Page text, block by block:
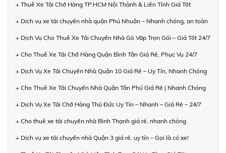
+ Thuê Xe Tải Chở Hàng TP.HCM Nội Thành & Liên Tỉnh Giá Tốt
+ Dịch vụ xe tải chuyển nhà quận Phú Nhuận – Nhanh chóng, an toàn
+ Dịch Vụ Cho Thuê Xe Tải Chuyển Nhà Gò Vấp Trọn Gói – Giá Tốt 24/7
+ Cho Thuê Xe Tải Chở Hàng Quận Bình Tân Giá Rẻ, Phục Vụ 24/7
+ Dịch Vụ Xe Tải Chuyển Nhà Quận 10 Giá Rẻ – Uy Tín, Nhanh Chóng
+ Cho Thuê Xe Tải Chuyển Nhà Quận Tân Phú Giá Rẻ | Nhanh Chóng
+ Dịch Vụ Xe Tải Chở Hàng Thủ Đức Uy Tín – Nhanh – Giá Rẻ – 24/7
+ Cho thuê xe tải chuyển nhà Bình Thạnh giá rẻ, nhanh chóng
+ Dịch vụ xe tải chuyển nhà Quận 3 giá rẻ, uy tín – Gọi là có xe!